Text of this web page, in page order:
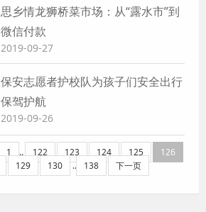
思乡情龙狮桥菜市场：从“露水市”到
微信付款
2019-09-27
保安志愿者护校队为孩子们安全出行
保驾护航
2019-09-26
1 .. 122 123 124 125
126
129 130 .. 138 下一页